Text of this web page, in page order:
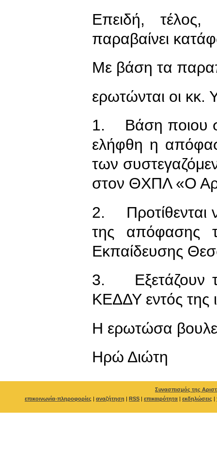
Επειδή,
παραβαίνει
Με βάση τα
ερωτώνται οι κκ.
1. Βάση ποιου
ελήφθη η
των
στον ΘΧΠΛ «Ο
2. Προτίθενται
της απόφασης
Εκπαίδευσης
3. Εξετάζουν
ΚΕΔΔΥ εντός της
Η ερωτώσα
Ηρώ Διώτη
Συνασπισμός της
επικοινωνία-πληροφορίες | αναζήτηση | RSS | επικαιρότητα | εκδηλώσεις |